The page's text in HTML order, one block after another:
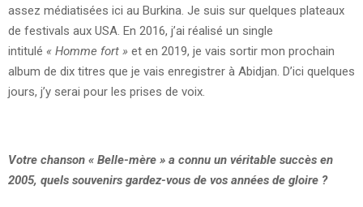
assez médiatisées ici au Burkina. Je suis sur quelques plateaux
de festivals aux USA. En 2016, j’ai réalisé un single
intitulé « Homme fort » et en 2019, je vais sortir mon prochain
album de dix titres que je vais enregistrer à Abidjan. D’ici quelques
jours, j’y serai pour les prises de voix.
Votre chanson « Belle-mère » a connu un véritable succès en
2005, quels souvenirs gardez-vous de vos années de gloire ?